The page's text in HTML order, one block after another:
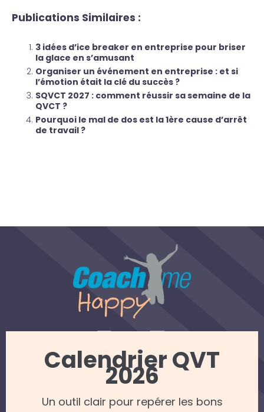
Publications Similaires :
3 idées d’ice breaker en entreprise pour briser
la glace en s’amusant
Organiser un événement en entreprise : et si
l’émotion était la clé du succès ?
SQVCT 2027 : comment réussir sa semaine de la
QVCT ?
Pourquoi le mal de dos est la 1ère cause d’arrêt
de travail ?
Calendrier QVT
2026
Un outil clair pour repérer les bons
REJOINDRE NOTRE NEWSLETTER
Mentions légales — Politique de confidentialité